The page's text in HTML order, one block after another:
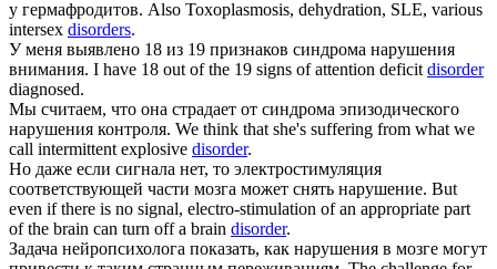
у гермафродитов. Also Toxoplasmosis, dehydration, SLE, various
intersex disorders.
У меня выявлено 18 из 19 признаков синдрома нарушения
внимания. I have 18 out of the 19 signs of attention deficitdisorder
diagnosed.
Мы считаем, что она страдает от синдрома эпизодического
нарушения контроля. We think that she's suffering from what we
call intermittent explosive disorder.
Но даже если сигнала нет, то электростимуляция
соответствующей части мозга может снять нарушение. But
even if there is no signal, electro-stimulation of an appropriate part
of the brain can turn off a brain disorder.
Задача нейропсихолога показать, как нарушения в мозге могут